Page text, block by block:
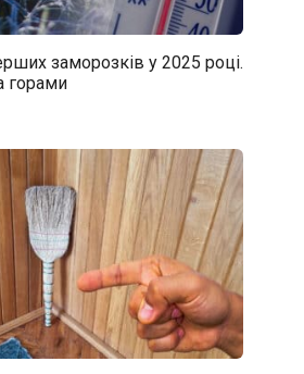
заморозків у 2025 році.
горами